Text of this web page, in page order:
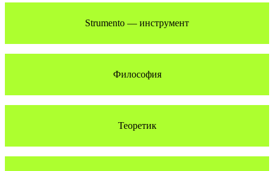
Strumento — инструмент
Философия
Теоретик